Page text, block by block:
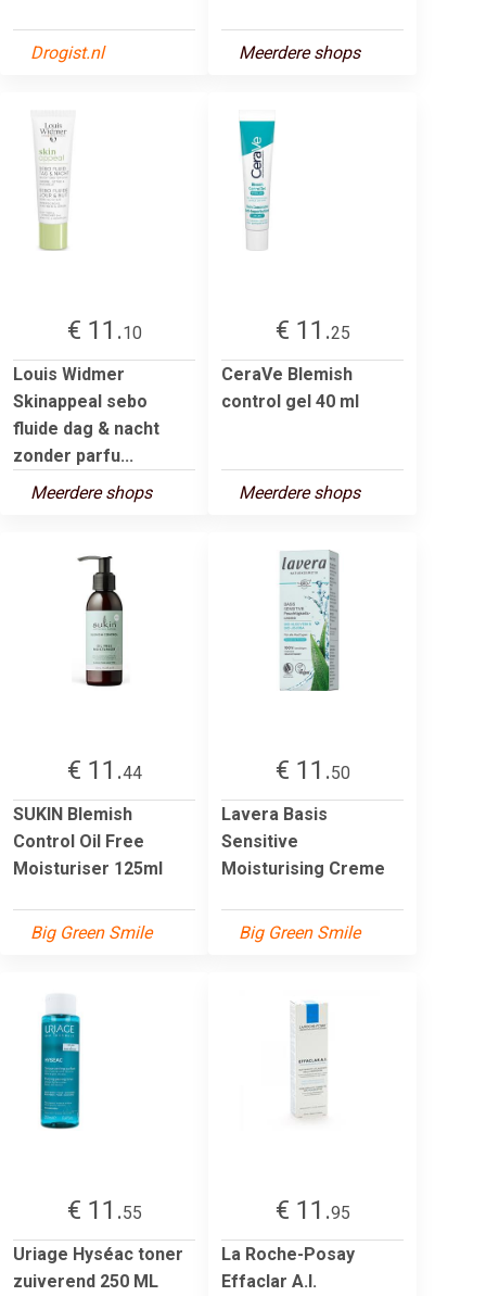
Drogist.nl Meerdere shops
€ 11.10
Louis Widmer
Skinappeal sebo
fluide dag & nacht
zonder parfu...
Meerdere shops
€ 11.25
CeraVe Blemish
control gel 40 ml
Meerdere shops
€ 11.44
SUKIN Blemish
Control Oil Free
Moisturiser 125ml
Big Green Smile
€ 11.50
Lavera Basis
Sensitive
Moisturising Creme
Big Green Smile
€ 11.55
Uriage Hyséac toner
zuiverend 250 ML
€ 11.95
La Roche-Posay
Effaclar A.I.